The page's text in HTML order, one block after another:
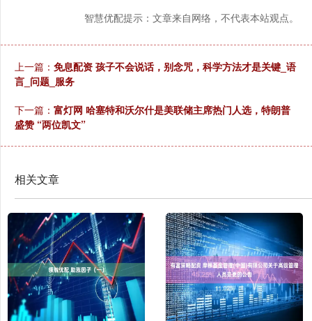
智慧优配提示：文章来自网络，不代表本站观点。
上一篇： 免息配资 孩子不会说话，别念咒，科学方法才是关键_语
言_问题_服务
下一篇： 富灯网 哈塞特和沃尔什是美联储主席热门人选，特朗普
盛赞 “两位凯文”
相关文章